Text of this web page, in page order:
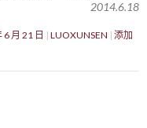
2014.6.18
月 21 日 LUOXUNSEN 添加